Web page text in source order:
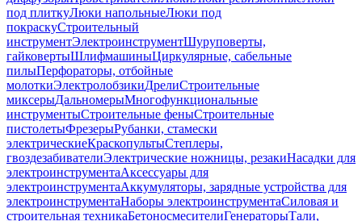
под плиткуЛюки напольныеЛюки под
покраскуСтроительный
инструментЭлектроинструментШуруповерты,
гайковертыШлифмашиныЦиркулярные, сабельные
пилыПерфораторы, отбойные
молоткиЭлектролобзикиДрелиСтроительные
миксерыДальномерыМногофункциональные
инструментыСтроительные феныСтроительные
пистолетыФрезерыРубанки, стамески
электрическиеКраскопультыСтеплеры,
гвоздезабивателиЭлектрические ножницы, резакиНасадки для
электроинструментаАксессуары для
электроинструментаАккумуляторы, зарядные устройства для
электроинструментаНаборы электроинструментаСиловая и
строительная техникаБетоносмесителиГенераторыТали,